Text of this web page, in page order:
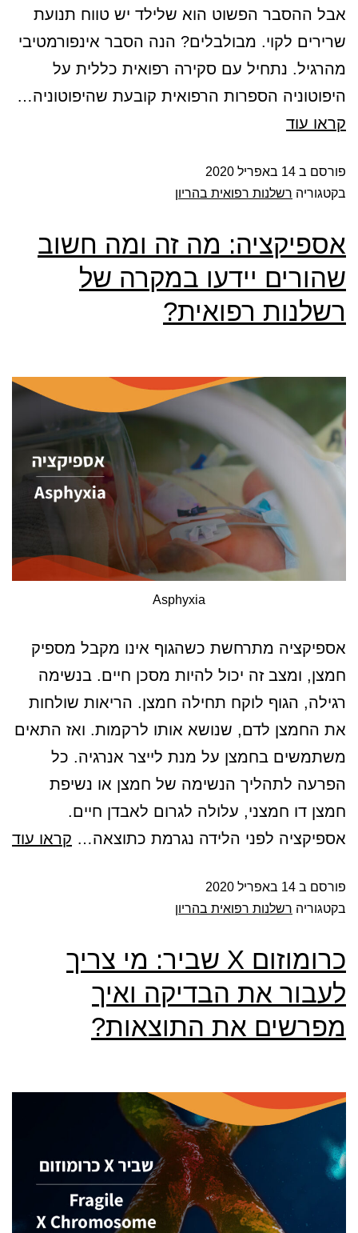
אבל ההסבר הפשוט הוא שלילד יש טווח תנועת
שרירים לקוי. מבולבלים? הנה הסבר אינפורמטיבי
מהרגיל. נתחיל עם סקירה רפואית כללית על
היפוטוניה הספרות הרפואית קובעת שהיפוטוניה…
קראו עוד
פורסם ב 14 באפריל 2020
בקטגוריה רשלנות רפואית בהריון
אספיקציה: מה זה ומה חשוב
שהורים יידעו במקרה של
רשלנות רפואית?
Asphyxia
אספיקציה מתרחשת כשהגוף אינו מקבל מספיק
חמצן, ומצב זה יכול להיות מסכן חיים. בנשימה
רגילה, הגוף לוקח תחילה חמצן. הריאות שולחות
את החמצן לדם, שנושא אותו לרקמות. ואז התאים
משתמשים בחמצן על מנת לייצר אנרגיה. כל
הפרעה לתהליך הנשימה של חמצן או נשיפת
חמצן דו חמצני, עלולה לגרום לאבדן חיים.
אספיקציה לפני הלידה נגרמת כתוצאה… קראו עוד
פורסם ב 14 באפריל 2020
בקטגוריה רשלנות רפואית בהריון
כרומוזום X שביר: מי צריך
לעבור את הבדיקה ואיך
מפרשים את התוצאות?